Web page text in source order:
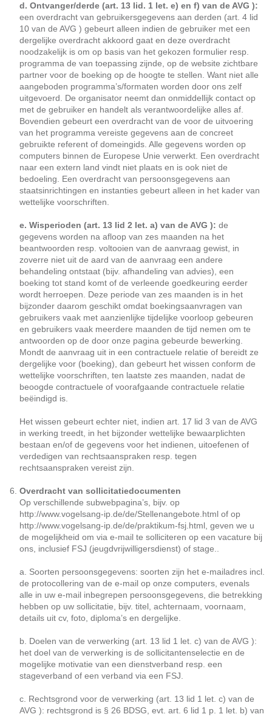
d. Ontvanger/derde (art. 13 lid. 1 let. e) en f) van de AVG ):
een overdracht van gebruikersgegevens aan derden (art. 4 lid
10 van de AVG ) gebeurt alleen indien de gebruiker met een
dergelijke overdracht akkoord gaat en deze overdracht
noodzakelijk is om op basis van het gekozen formulier resp.
programma de van toepassing zijnde, op de website zichtbare
partner voor de boeking op de hoogte te stellen. Want niet alle
aangeboden programma’s/formaten worden door ons zelf
uitgevoerd. De organisator neemt dan onmiddellijk contact op
met de gebruiker en handelt als verantwoordelijke alles af.
Bovendien gebeurt een overdracht van de voor de uitvoering
van het programma vereiste gegevens aan de concreet
gebruikte referent of domeingids. Alle gegevens worden op
computers binnen de Europese Unie verwerkt. Een overdracht
naar een extern land vindt niet plaats en is ook niet de
bedoeling. Een overdracht van persoonsgegevens aan
staatsinrichtingen en instanties gebeurt alleen in het kader van
wettelijke voorschriften.
e. Wisperioden (art. 13 lid 2 let. a) van de AVG ): de
gegevens worden na afloop van zes maanden na het
beantwoorden resp. voltooien van de aanvraag gewist, in
zoverre niet uit de aard van de aanvraag een andere
behandeling ontstaat (bijv. afhandeling van advies), een
boeking tot stand komt of de verleende goedkeuring eerder
wordt herroepen. Deze periode van zes maanden is in het
bijzonder daarom geschikt omdat boekingsaanvragen van
gebruikers vaak met aanzienlijke tijdelijke voorloop gebeuren
en gebruikers vaak meerdere maanden de tijd nemen om te
antwoorden op de door onze pagina gebeurde bewerking.
Mondt de aanvraag uit in een contractuele relatie of bereidt ze
dergelijke voor (boeking), dan gebeurt het wissen conform de
wettelijke voorschriften, ten laatste zes maanden, nadat de
beoogde contractuele of voorafgaande contractuele relatie
beëindigd is.
Het wissen gebeurt echter niet, indien art. 17 lid 3 van de AVG
in werking treedt, in het bijzonder wettelijke bewaarplichten
bestaan en/of de gegevens voor het indienen, uitoefenen of
verdedigen van rechtsaanspraken resp. tegen
rechtsaanspraken vereist zijn.
Overdracht van sollicitatiedocumenten
Op verschillende subwebpagina’s, bijv. op
http://www.vogelsang-ip.de/de/Stellenangebote.html of op
http://www.vogelsang-ip.de/de/praktikum-fsj.html, geven we u
de mogelijkheid om via e-mail te solliciteren op een vacature bij
ons, inclusief FSJ (jeugdvrijwilligersdienst) of stage..
a. Soorten persoonsgegevens: soorten zijn het e-mailadres incl.
de protocollering van de e-mail op onze computers, evenals
alle in uw e-mail inbegrepen persoonsgegevens, die betrekking
hebben op uw sollicitatie, bijv. titel, achternaam, voornaam,
details uit cv, foto, diploma’s en dergelijke.
b. Doelen van de verwerking (art. 13 lid 1 let. c) van de AVG ):
het doel van de verwerking is de sollicitantenselectie en de
mogelijke motivatie van een dienstverband resp. een
stageverband of een verband via een FSJ.
c. Rechtsgrond voor de verwerking (art. 13 lid 1 let. c) van de
AVG ): rechtsgrond is § 26 BDSG, evt. art. 6 lid 1 p. 1 let. b) van